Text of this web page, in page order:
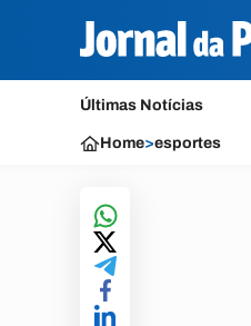
Últimas Notícias
Home>esportes